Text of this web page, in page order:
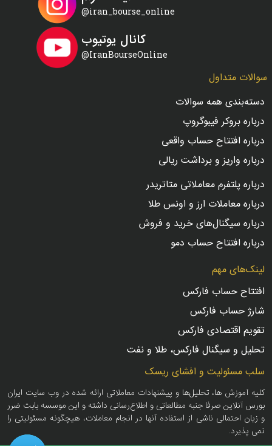
@iran_bourse_online
کانال یوتیوب
@IranBourseOnline
سوالات متداول
دسته‌بندی همه سوالات
درباره بروکر فیبوگروپ
درباره افتتاح حساب واقعی
درباره واریز و برداشت ریالی
درباره پلتفرم معاملاتی متاتریدر
درباره معاملات ارز و اونس طلا
درباره سیگنال‌های خرید و فروش
درباره افتتاح حساب دمو
لینک‌های مهم
افتتاح حساب فارکس
شارژ حساب فارکس
تقویم اقتصادی فارکس
تحلیل و سیگنال فارکس، طلا و نفت
سلب مسئولیت و افشای ریسک
کلیه آموزش ها، تحلیل‌ها و پیشنهادات معاملاتی ارائه شده در وب سایت ایران
بورس آنلاین صرفا جنبه مطالعاتی و اطلاع‌رسانی داشته و این موسسه بابت ضرر
و زیان احتمالی ناشی از استفاده آنها در انجام معاملات، هیچگونه مسئولیتی را
نمی پذیرد.